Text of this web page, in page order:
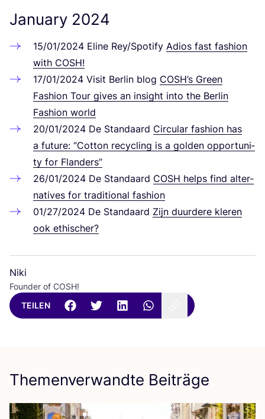
January 2024
15/01/2024 Eli­ne Rey/​Spotify Adi­os fast fashion
with COSH!
17/01/2024 Visit Ber­lin blog COS­H’s Green
Fashion Tour gives an insight into the Ber­lin
Fashion world
20/01/2024 De Stan­da­ard Cir­cu­lar fashion has
a future: “Cot­ton recy­cling is a gol­den oppor­tu­ni­
ty for Flanders”
26/01/2024 De Stan­da­ard COSH helps find alter­
na­ti­ves for tra­di­tio­nal fashion
01/27/2024 De Stan­da­ard Zijn duur­de­re kle­ren
ook ethischer?
Niki
Founder of COSH!
TEILEN
Themenverwandte Beiträge